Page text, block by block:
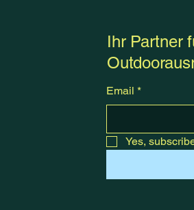
Ihr Partner
Email *
Yes,